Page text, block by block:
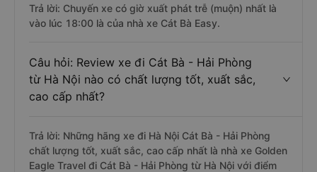
Trả lời: Chuyến xe có giờ xuất phát trễ (muộn) nhất là
vào lúc 18:00 là của nhà xe Cát Bà Easy.
Câu hỏi: Review xe đi Cát Bà - Hải Phòng
từ Hà Nội nào có chất lượng tốt, xuất sắc,
cao cấp nhất?
Trả lời: Những hãng xe đi Hà Nội Cát Bà - Hải Phòng
chất lượng tốt, xuất sắc, cao cấp nhất là nhà xe Golden
Eagle Travel đi Cát Bà - Hải Phòng từ Hà Nội với điểm